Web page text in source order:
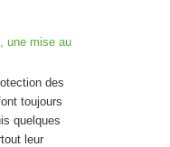
une mise au
des
toujours
quelques
leur